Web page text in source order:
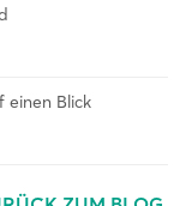
einen Blick